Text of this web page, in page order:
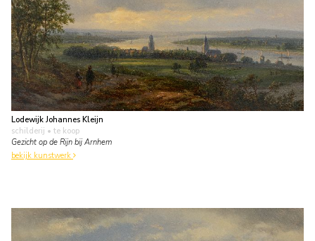
Lodewijk Johannes Kleijn
schilderij • te koop
Gezicht op de Rijn bij Arnhem
bekijk kunstwerk